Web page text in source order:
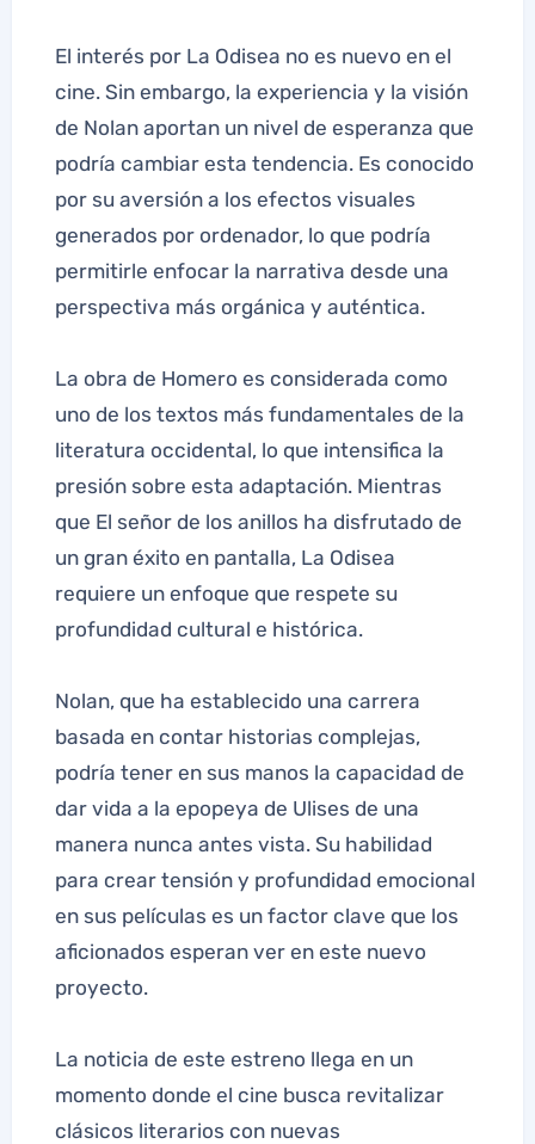
El interés por La Odisea no es nuevo en el
cine. Sin embargo, la experiencia y la visión
de Nolan aportan un nivel de esperanza que
podría cambiar esta tendencia. Es conocido
por su aversión a los efectos visuales
generados por ordenador, lo que podría
permitirle enfocar la narrativa desde una
perspectiva más orgánica y auténtica.
La obra de Homero es considerada como
uno de los textos más fundamentales de la
literatura occidental, lo que intensifica la
presión sobre esta adaptación. Mientras
que El señor de los anillos ha disfrutado de
un gran éxito en pantalla, La Odisea
requiere un enfoque que respete su
profundidad cultural e histórica.
Nolan, que ha establecido una carrera
basada en contar historias complejas,
podría tener en sus manos la capacidad de
dar vida a la epopeya de Ulises de una
manera nunca antes vista. Su habilidad
para crear tensión y profundidad emocional
en sus películas es un factor clave que los
aficionados esperan ver en este nuevo
proyecto.
La noticia de este estreno llega en un
momento donde el cine busca revitalizar
clásicos literarios con nuevas